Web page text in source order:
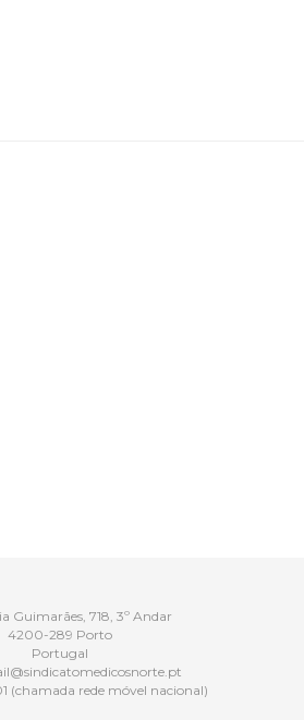
Guimarães, 718, 3º Andar
4200-289 Porto
Portugal
(chamada rede móvel nacional)